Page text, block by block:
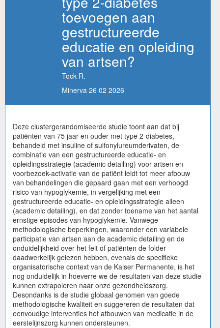
toevoegen aan
gestructureerde
educatie en opleiding
van artsen?
Tock R.
Minerva 26 02 2026
Deze clustergerandomiseerde studie toont aan dat bij
patiënten van 75 jaar en ouder met type 2-diabetes,
behandeld met insuline of sulfonylureumderivaten, de
combinatie van een gestructureerde educatie- en
opleidingsstrategie (academic detailing) voor artsen en
voorbezoek-activatie van de patiënt leidt tot meer afbouw
van behandelingen die gepaard gaan met een verhoogd
risico van hypoglykemie, in vergelijking met een
gestructureerde educatie- en opleidingsstrategie alleen
(academic detailing), en dat zonder toename van het aantal
ernstige episodes van hypoglykemie. Vanwege
methodologische beperkingen, waaronder een variabele
participatie van artsen aan de academic detailing en de
onduidelijkheid over het feit of patiënten de folder
daadwerkelijk gelezen hebben, evenals de specifieke
organisatorische context van de Kaiser Permanente, is het
nog onduidelijk in hoeverre we de resultaten van deze studie
kunnen extrapoleren naar onze gezondheidszorg.
Desondanks is de studie globaal genomen van goede
methodologische kwaliteit en suggereren de resultaten dat
eenvoudige interventies het afbouwen van medicatie in de
eerstelijnszorg kunnen ondersteunen.